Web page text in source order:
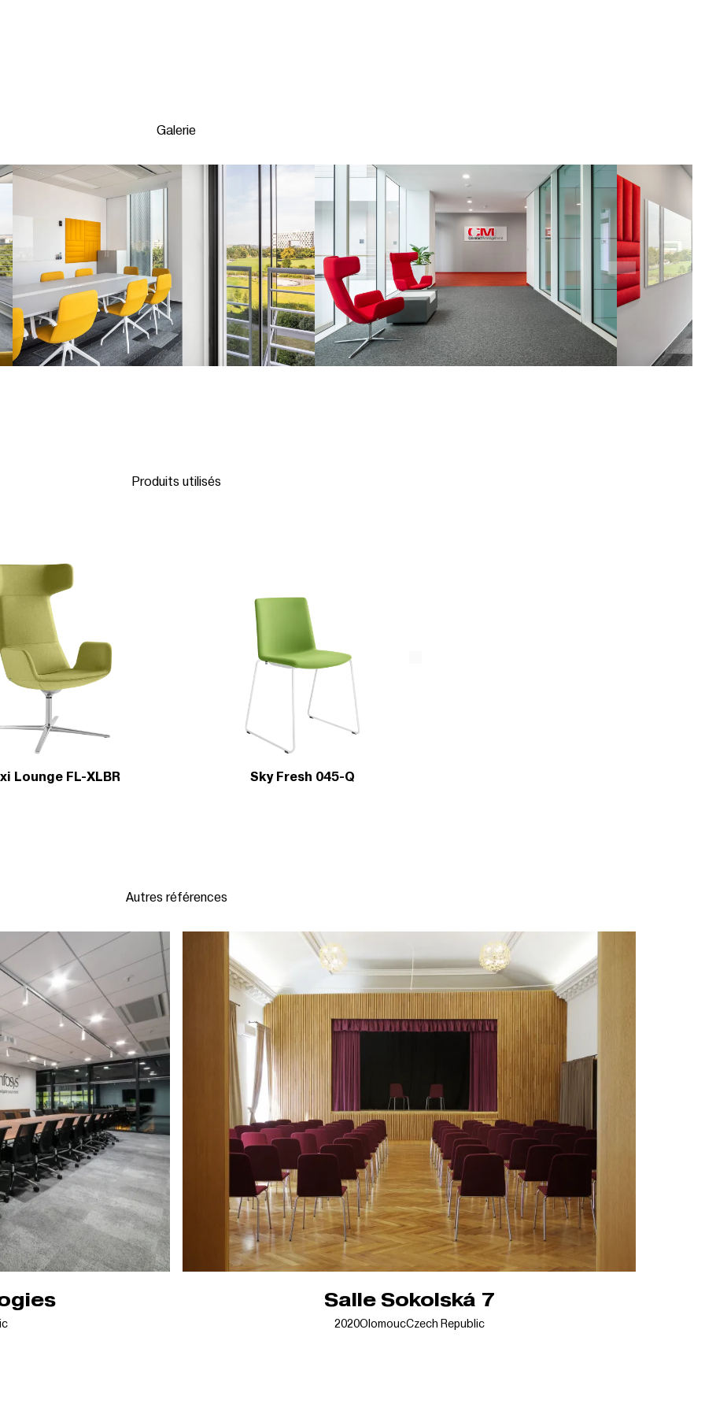
Galerie
Produits utilisés
Lounge FL-XLBR Sky Fresh 045-Q
Autres références
Salle Sokolská 7
2020OlomoucCzech Republic